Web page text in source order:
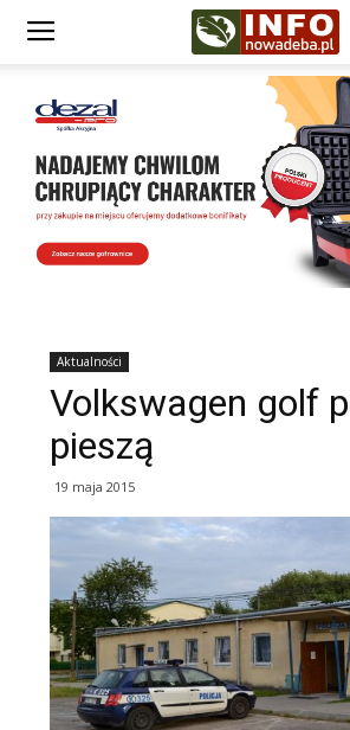
Aktualności
Volkswagen golf
pieszą
19 maja 2015